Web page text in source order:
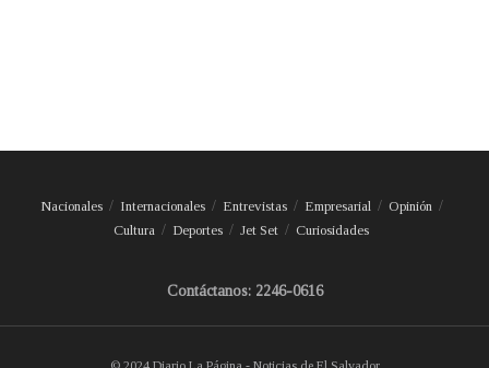
Nacionales Internacionales Entrevistas Empresarial
Opinión
Cultura
Deportes Jet Set Curiosidades
Contáctanos: 2246-0616